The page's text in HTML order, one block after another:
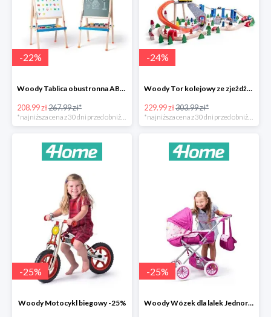
-22%
Woody Tablica obustronna ABC -22%
208.99 zł267.99 zł*
*najniższa cena z 30 dni przed obniżką
-24%
Woody Tor kolejowy ze zjeżdżalnią i żurawiem -24%
229.99 zł303.99 zł*
*najniższa cena z 30 dni przed obniżką
-25%
Woody Motocykl biegowy -25%
-25%
Woody Wózek dla lalek Jednorożec -25%